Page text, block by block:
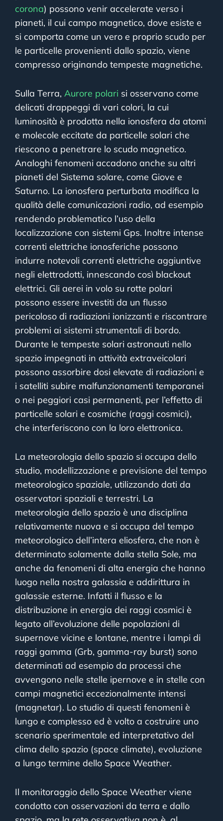
corona) possono venir accelerate verso i
pianeti, il cui campo magnetico, dove esiste e
si comporta come un vero e proprio scudo per
le particelle provenienti dallo spazio, viene
compresso originando tempeste magnetiche.
Sulla Terra, Aurore polari si osservano come
delicati drappeggi di vari colori, la cui
luminosità è prodotta nella ionosfera da atomi
e molecole eccitate da particelle solari che
riescono a penetrare lo scudo magnetico.
Analoghi fenomeni accadono anche su altri
pianeti del Sistema solare, come Giove e
Saturno. La ionosfera perturbata modifica la
qualità delle comunicazioni radio, ad esempio
rendendo problematico l’uso della
localizzazione con sistemi Gps. Inoltre intense
correnti elettriche ionosferiche possono
indurre notevoli correnti elettriche aggiuntive
negli elettrodotti, innescando così blackout
elettrici. Gli aerei in volo su rotte polari
possono essere investiti da un flusso
pericoloso di radiazioni ionizzanti e riscontrare
problemi ai sistemi strumentali di bordo.
Durante le tempeste solari astronauti nello
spazio impegnati in attività extraveicolari
possono assorbire dosi elevate di radiazioni e
i satelliti subire malfunzionamenti temporanei
o nei peggiori casi permanenti, per l’effetto di
particelle solari e cosmiche (raggi cosmici),
che interferiscono con la loro elettronica.
La meteorologia dello spazio si occupa dello
studio, modellizzazione e previsione del tempo
meteorologico spaziale, utilizzando dati da
osservatori spaziali e terrestri. La
meteorologia dello spazio è una disciplina
relativamente nuova e si occupa del tempo
meteorologico dell’intera eliosfera, che non è
determinato solamente dalla stella Sole, ma
anche da fenomeni di alta energia che hanno
luogo nella nostra galassia e addirittura in
galassie esterne. Infatti il flusso e la
distribuzione in energia dei raggi cosmici è
legato all’evoluzione delle popolazioni di
supernove vicine e lontane, mentre i lampi di
raggi gamma (Grb, gamma-ray burst) sono
determinati ad esempio da processi che
avvengono nelle stelle ipernove e in stelle con
campi magnetici eccezionalmente intensi
(magnetar). Lo studio di questi fenomeni è
lungo e complesso ed è volto a costruire uno
scenario sperimentale ed interpretativo del
clima dello spazio (space climate), evoluzione
a lungo termine dello Space Weather.
Il monitoraggio dello Space Weather viene
condotto con osservazioni da terra e dallo